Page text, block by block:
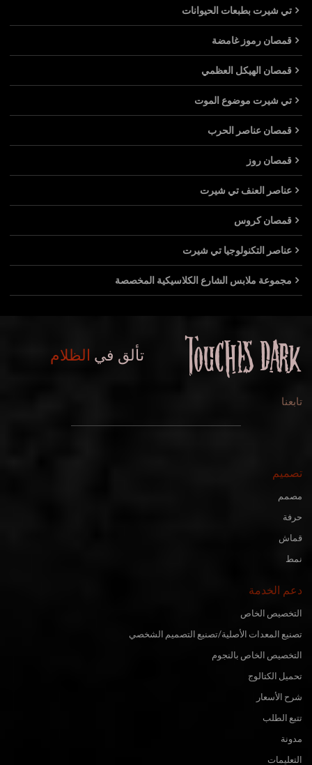
تي شيرت بطبعات الحيوانات
قمصان رموز غامضة
قمصان الهيكل العظمي
تي شيرت موضوع الموت
قمصان عناصر الحرب
قمصان روز
عناصر العنف تي شيرت
قمصان كروس
عناصر التكنولوجيا تي شيرت
مجموعة ملابس الشارع الكلاسيكية المخصصة
تألق في الظلام
تابعنا
تصميم
مصمم
حرفة
قماش
نمط
دعم الخدمة
التخصيص الخاص
تصنيع المعدات الأصلية/تصنيع التصميم الشخصي
التخصيص الخاص بالنجوم
تحميل الكتالوج
شرح الأسعار
تتبع الطلب
مدونة
التعليمات